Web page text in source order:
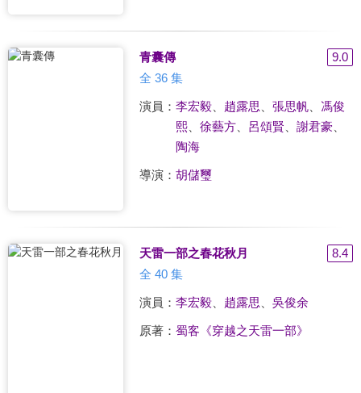
青囊傳
9.0
全 36 集
演員： 李宏毅、 趙露思 張思帆、 馮俊
熙、 徐藝方、 呂頌賢 謝君豪
陶海
導演： 胡儲璽
天雷一部之春花秋月
8.4
全 40 集
演員： 李宏毅、 趙露思 吳俊余
原著： 蜀客《穿越之天雷一部》